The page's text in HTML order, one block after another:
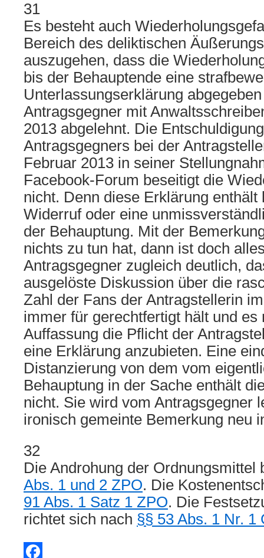
31
Es besteht auch
Bereich des deliktischen
auszugehen, dass die
bis der Behauptende eine
Unterlassungserklärung
Antragsgegner mit
2013 abgelehnt. Die
Antragsgegners bei der
Februar 2013 in seiner
Facebook-Forum beseitigt die
nicht. Denn diese Erklärung enthält
Widerruf oder eine
der Behauptung. Mit der
nichts zu tun hat, dann ist doch
Antragsgegner zugleich deutlich,
ausgelöste Diskussion über die
Zahl der Fans der Antragstellerin
immer für gerechtfertigt hält und es
Auffassung die Pflicht der
eine Erklärung anzubieten. Eine
Distanzierung von dem vom
Behauptung in der Sache enthält
nicht. Sie wird vom Antragsgegner
ironisch gemeinte Bemerkung neu
32
Die Androhung der Ordnungsmittel
Abs. 1 und 2 ZPO. Die
91 Abs. 1 Satz 1 ZPO. Die
richtet sich nach §§ 53 Abs. 1 Nr. 1